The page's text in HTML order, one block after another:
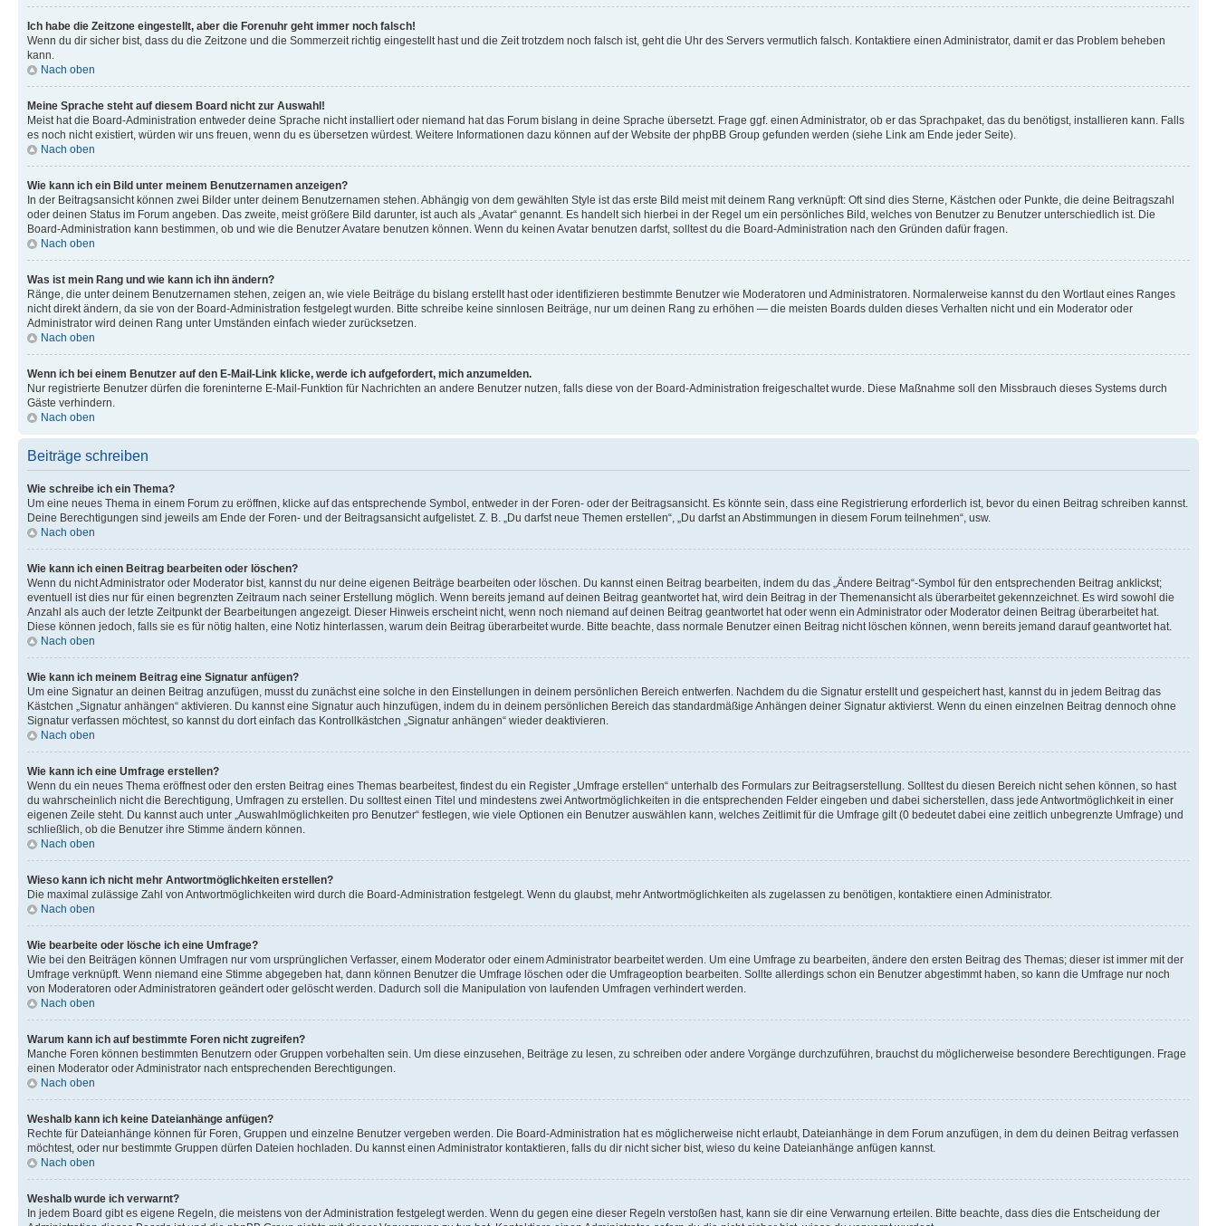
Ich habe die Zeitzone eingestellt, aber die Forenuhr geht immer noch falsch!
Wenn du dir sicher bist, dass du die Zeitzone und die Sommerzeit richtig eingestellt hast und die Zeit trotzdem noch falsch ist, geht die Uhr des Servers vermutlich falsch. Kontaktiere einen Administrator, damit er das Problem beheben
kann.
Nach oben
Meine Sprache steht auf diesem Board nicht zur Auswahl!
Meist hat die Board-Administration entweder deine Sprache nicht installiert oder niemand hat das Forum bislang in deine Sprache übersetzt. Frage ggf. einen Administrator, ob er das Sprachpaket, das du benötigst, installieren kann. Falls
es noch nicht existiert, würden wir uns freuen, wenn du es übersetzen würdest. Weitere Informationen dazu können auf der Website der phpBB Group gefunden werden (siehe Link am Ende jeder Seite).
Nach oben
Wie kann ich ein Bild unter meinem Benutzernamen anzeigen?
In der Beitragsansicht können zwei Bilder unter deinem Benutzernamen stehen. Abhängig von dem gewählten Style ist das erste Bild meist mit deinem Rang verknüpft: Oft sind dies Sterne, Kästchen oder Punkte, die deine Beitragszahl
oder deinen Status im Forum angeben. Das zweite, meist größere Bild darunter, ist auch als „Avatar“ genannt. Es handelt sich hierbei in der Regel um ein persönliches Bild, welches von Benutzer zu Benutzer unterschiedlich ist. Die
Board-Administration kann bestimmen, ob und wie die Benutzer Avatare benutzen können. Wenn du keinen Avatar benutzen darfst, solltest du die Board-Administration nach den Gründen dafür fragen.
Nach oben
Was ist mein Rang und wie kann ich ihn ändern?
Ränge, die unter deinem Benutzernamen stehen, zeigen an, wie viele Beiträge du bislang erstellt hast oder identifizieren bestimmte Benutzer wie Moderatoren und Administratoren. Normalerweise kannst du den Wortlaut eines Ranges
nicht direkt ändern, da sie von der Board-Administration festgelegt wurden. Bitte schreibe keine sinnlosen Beiträge, nur um deinen Rang zu erhöhen — die meisten Boards dulden dieses Verhalten nicht und ein Moderator oder
Administrator wird deinen Rang unter Umständen einfach wieder zurücksetzen.
Nach oben
Wenn ich bei einem Benutzer auf den E-Mail-Link klicke, werde ich aufgefordert, mich anzumelden.
Nur registrierte Benutzer dürfen die foreninterne E-Mail-Funktion für Nachrichten an andere Benutzer nutzen, falls diese von der Board-Administration freigeschaltet wurde. Diese Maßnahme soll den Missbrauch dieses Systems durch
Gäste verhindern.
Nach oben
Beiträge schreiben
Wie schreibe ich ein Thema?
Um eine neues Thema in einem Forum zu eröffnen, klicke auf das entsprechende Symbol, entweder in der Foren- oder der Beitragsansicht. Es könnte sein, dass eine Registrierung erforderlich ist, bevor du einen Beitrag schreiben kannst.
Deine Berechtigungen sind jeweils am Ende der Foren- und der Beitragsansicht aufgelistet. Z. B. „Du darfst neue Themen erstellen“, „Du darfst an Abstimmungen in diesem Forum teilnehmen“, usw.
Nach oben
Wie kann ich einen Beitrag bearbeiten oder löschen?
Wenn du nicht Administrator oder Moderator bist, kannst du nur deine eigenen Beiträge bearbeiten oder löschen. Du kannst einen Beitrag bearbeiten, indem du das „Ändere Beitrag“-Symbol für den entsprechenden Beitrag anklickst;
eventuell ist dies nur für einen begrenzten Zeitraum nach seiner Erstellung möglich. Wenn bereits jemand auf deinen Beitrag geantwortet hat, wird dein Beitrag in der Themenansicht als überarbeitet gekennzeichnet. Es wird sowohl die
Anzahl als auch der letzte Zeitpunkt der Bearbeitungen angezeigt. Dieser Hinweis erscheint nicht, wenn noch niemand auf deinen Beitrag geantwortet hat oder wenn ein Administrator oder Moderator deinen Beitrag überarbeitet hat.
Diese können jedoch, falls sie es für nötig halten, eine Notiz hinterlassen, warum dein Beitrag überarbeitet wurde. Bitte beachte, dass normale Benutzer einen Beitrag nicht löschen können, wenn bereits jemand darauf geantwortet hat.
Nach oben
Wie kann ich meinem Beitrag eine Signatur anfügen?
Um eine Signatur an deinen Beitrag anzufügen, musst du zunächst eine solche in den Einstellungen in deinem persönlichen Bereich entwerfen. Nachdem du die Signatur erstellt und gespeichert hast, kannst du in jedem Beitrag das
Kästchen „Signatur anhängen“ aktivieren. Du kannst eine Signatur auch hinzufügen, indem du in deinem persönlichen Bereich das standardmäßige Anhängen deiner Signatur aktivierst. Wenn du einen einzelnen Beitrag dennoch ohne
Signatur verfassen möchtest, so kannst du dort einfach das Kontrollkästchen „Signatur anhängen“ wieder deaktivieren.
Nach oben
Wie kann ich eine Umfrage erstellen?
Wenn du ein neues Thema eröffnest oder den ersten Beitrag eines Themas bearbeitest, findest du ein Register „Umfrage erstellen“ unterhalb des Formulars zur Beitragserstellung. Solltest du diesen Bereich nicht sehen können, so hast
du wahrscheinlich nicht die Berechtigung, Umfragen zu erstellen. Du solltest einen Titel und mindestens zwei Antwortmöglichkeiten in die entsprechenden Felder eingeben und dabei sicherstellen, dass jede Antwortmöglichkeit in einer
eigenen Zeile steht. Du kannst auch unter „Auswahlmöglichkeiten pro Benutzer“ festlegen, wie viele Optionen ein Benutzer auswählen kann, welches Zeitlimit für die Umfrage gilt (0 bedeutet dabei eine zeitlich unbegrenzte Umfrage) und
schließlich, ob die Benutzer ihre Stimme ändern können.
Nach oben
Wieso kann ich nicht mehr Antwortmöglichkeiten erstellen?
Die maximal zulässige Zahl von Antwortmöglichkeiten wird durch die Board-Administration festgelegt. Wenn du glaubst, mehr Antwortmöglichkeiten als zugelassen zu benötigen, kontaktiere einen Administrator.
Nach oben
Wie bearbeite oder lösche ich eine Umfrage?
Wie bei den Beiträgen können Umfragen nur vom ursprünglichen Verfasser, einem Moderator oder einem Administrator bearbeitet werden. Um eine Umfrage zu bearbeiten, ändere den ersten Beitrag des Themas; dieser ist immer mit der
Umfrage verknüpft. Wenn niemand eine Stimme abgegeben hat, dann können Benutzer die Umfrage löschen oder die Umfrageoption bearbeiten. Sollte allerdings schon ein Benutzer abgestimmt haben, so kann die Umfrage nur noch
von Moderatoren oder Administratoren geändert oder gelöscht werden. Dadurch soll die Manipulation von laufenden Umfragen verhindert werden.
Nach oben
Warum kann ich auf bestimmte Foren nicht zugreifen?
Manche Foren können bestimmten Benutzern oder Gruppen vorbehalten sein. Um diese einzusehen, Beiträge zu lesen, zu schreiben oder andere Vorgänge durchzuführen, brauchst du möglicherweise besondere Berechtigungen. Frage
einen Moderator oder Administrator nach entsprechenden Berechtigungen.
Nach oben
Weshalb kann ich keine Dateianhänge anfügen?
Rechte für Dateianhänge können für Foren, Gruppen und einzelne Benutzer vergeben werden. Die Board-Administration hat es möglicherweise nicht erlaubt, Dateianhänge in dem Forum anzufügen, in dem du deinen Beitrag verfassen
möchtest, oder nur bestimmte Gruppen dürfen Dateien hochladen. Du kannst einen Administrator kontaktieren, falls du dir nicht sicher bist, wieso du keine Dateianhänge anfügen kannst.
Nach oben
Weshalb wurde ich verwarnt?
In jedem Board gibt es eigene Regeln, die meistens von der Administration festgelegt werden. Wenn du gegen eine dieser Regeln verstoßen hast, kann sie dir eine Verwarnung erteilen. Bitte beachte, dass dies die Entscheidung der